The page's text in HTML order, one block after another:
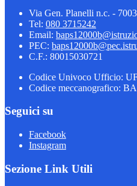
Via Gen. Planelli n.c. -
Tel: 080 3715242
Email:
PEC:
C.F.: 80015030721
Codice Univoco Ufficio:
Codice meccanografico:
Seguici su
Facebook
Instagram
Sezione Link Utili